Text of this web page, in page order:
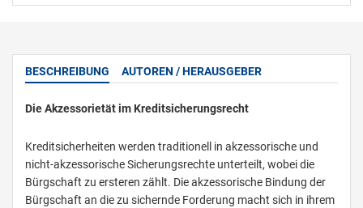
BESCHREIBUNG AUTOREN / HERAUSGEBER
Die Akzessorietät im Kreditsicherungsrecht
Kreditsicherheiten werden traditionell in akzessorische und
nicht-akzessorische Sicherungsrechte unterteilt, wobei die
Bürgschaft zu ersteren zählt. Die akzessorische Bindung der
Bürgschaft an die zu sichernde Forderung macht sich in ihrem